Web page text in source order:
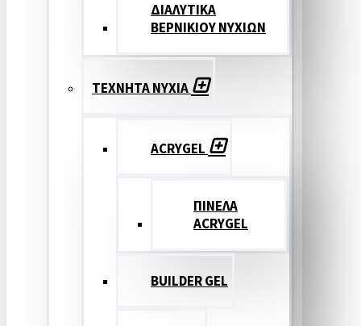
ΔΙΑΛΥΤΙΚΑ
ΒΕΡΝΙΚΙΟΥ ΝΥΧΙΩΝ
ΤΕΧΝΗΤΑ ΝΥΧΙΑ
ACRYGEL
ΠΙΝΕΛΑ
ACRYGEL
BUILDER GEL